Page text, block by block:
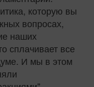
которую вы
вопросах,
наших
сплачивает все
И мы в этом